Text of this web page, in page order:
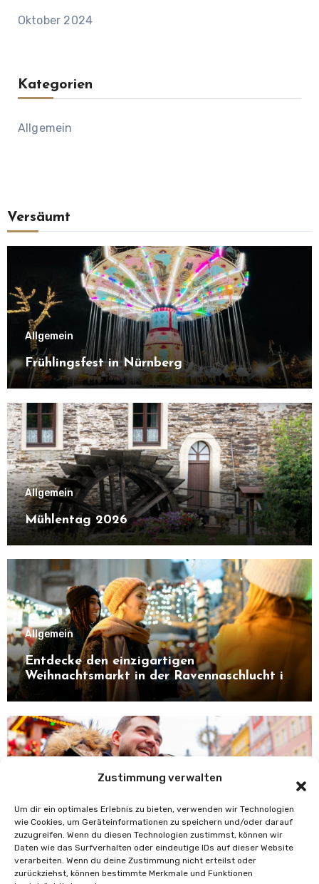
Zustimmung verwalten
Um dir ein optimales Erlebnis zu bieten, verwenden wir Technologien
wie Cookies, um Geräteinformationen zu speichern und/oder darauf
zuzugreifen. Wenn du diesen Technologien zustimmst, können wir
Daten wie das Surfverhalten oder eindeutige IDs auf dieser Website
verarbeiten. Wenn du deine Zustimmung nicht erteilst oder
zurückziehst, können bestimmte Merkmale und Funktionen
Oktober 2024
Kategorien
Allgemein
Versäumt
Allgemein
Frühlingsfest in Nürnberg
Allgemein
Mühlentag 2026
Allgemein
Entdecke den einzigartigen
Weihnachtsmarkt in der Ravennaschlucht im
Schwarzwald. Alles über Atmosphäre,
ein Besuch unbedingt lohnt.
Die schönsten Weihnachtsmärkte im
Schwarzwald mit ihren aktuellen Terminen.
Entdecke Highlights, Besonderheiten und
Tipps, warum sich ein Besuch in der
Adventszeit lohnt.